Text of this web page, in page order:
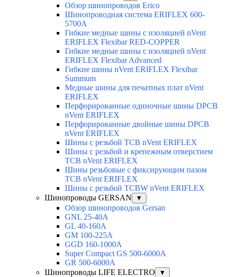
Обзор шинопроводов Erico
Шинопроводная система ERIFLEX 600-
5700A
Гибкие медные шины с изоляцией nVent
ERIFLEX Flexibar RED-COPPER
Гибкие медные шины с изоляцией nVent
ERIFLEX Flexibar Advanced
Гибкие шины nVent ERIFLEX Flexibar
Summum
Медные шины для печатных плат nVent
ERIFLEX
Перфорированные одиночные шины DPCB
nVent ERIFLEX
Перфорированные двойные шины DPCB
nVent ERIFLEX
Шины с резьбой TCB nVent ERIFLEX
Шины с резьбой и крепежным отверстием
TCB nVent ERIFLEX
Шины резьбовые с фиксирующим пазом
TCB nVent ERIFLEX
Шины с резьбой TCBW nVent ERIFLEX
Шинопроводы GERSAN
▼
Обзор шинопроводов Gersan
GNL 25-40A
GL 40-160A
GM 100-225A
GGD 160-1000A
Super Compact GS 500-6000A
GR 500-6000A
Шинопроводы LIFE ELECTRO
▼